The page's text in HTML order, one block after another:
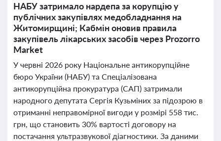
НАБУ затримало нардепа за корупцію у
публічних закупівлях медобладнання на
Житомирщині; Кабмін оновив правила
закупівель лікарських засобів через Prozorro
Market
У червні 2026 року Національне антикорупційне
бюро України (НАБУ) та Спеціалізована
антикорупційна прокуратура (САП) затримали
народного депутата Сергія Кузьміних за підозрою в
отриманні неправомірної вигоди у розмірі 558 тис.
грн, що становить 30% вартості договору на
постачання ультразвукової діагностики. За даними